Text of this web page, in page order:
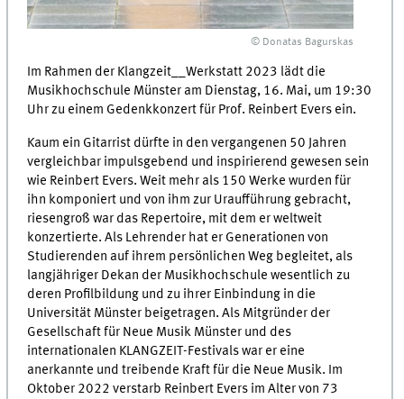
© Donatas Bagurskas
Im Rahmen der Klangzeit__Werkstatt 2023 lädt die
Musikhochschule Münster am Dienstag, 16. Mai, um 19:30
Uhr zu einem Gedenkkonzert für Prof. Reinbert Evers ein.
Kaum ein Gitarrist dürfte in den vergangenen 50 Jahren
vergleichbar impulsgebend und inspirierend gewesen sein
wie Reinbert Evers. Weit mehr als 150 Werke wurden für
ihn komponiert und von ihm zur Uraufführung gebracht,
riesengroß war das Repertoire, mit dem er weltweit
konzertierte. Als Lehrender hat er Generationen von
Studierenden auf ihrem persönlichen Weg begleitet, als
langjähriger Dekan der Musikhochschule wesentlich zu
deren Profilbildung und zu ihrer Einbindung in die
Universität Münster beigetragen. Als Mitgründer der
Gesellschaft für Neue Musik Münster und des
internationalen KLANGZEIT-Festivals war er eine
anerkannte und treibende Kraft für die Neue Musik. Im
Oktober 2022 verstarb Reinbert Evers im Alter von 73